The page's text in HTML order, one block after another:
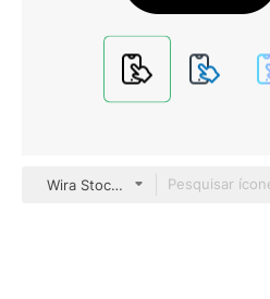
Wira Stocker Basic Outline